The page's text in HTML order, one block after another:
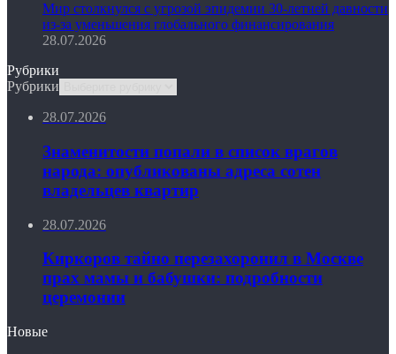
Мир столкнулся с угрозой эпидемии 30-летней давности
из-за уменьшения глобального финансирования
28.07.2026
Рубрики
Рубрики
28.07.2026
Знаменитости попали в список врагов
народа: опубликованы адреса сотен
владельцев квартир
28.07.2026
Киркоров тайно перезахоронил в Москве
прах мамы и бабушки: подробности
церемонии
Новые